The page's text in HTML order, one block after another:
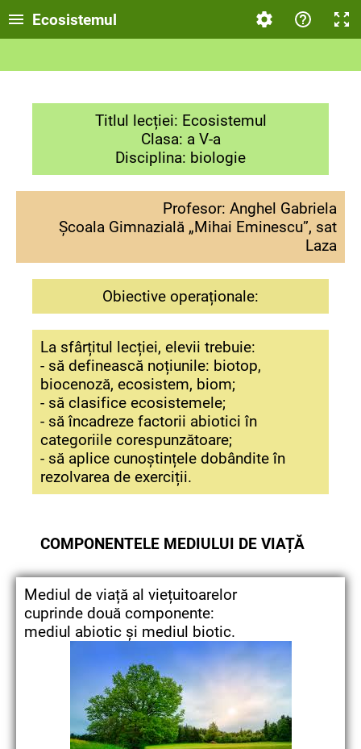
Ecosistemul
Titlul lecției: Ecosistemul
Clasa: a V-a
Disciplina: biologie
Profesor: Anghel Gabriela
Școala Gimnazială „Mihai Eminescu”, sat
Laza
Obiective operaționale:
La sfârțitul lecției, elevii trebuie:
- să definească noțiunile: biotop,
biocenoză, ecosistem, biom;
- să clasifice ecosistemele;
- să încadreze factorii abiotici în
categoriile corespunzătoare;
- să aplice cunoștințele dobândite în
rezolvarea de exerciții.
COMPONENTELE MEDIULUI DE VIAȚĂ
Mediul de viață al viețuitoarelor
cuprinde două componente:
mediul abiotic și mediul biotic.